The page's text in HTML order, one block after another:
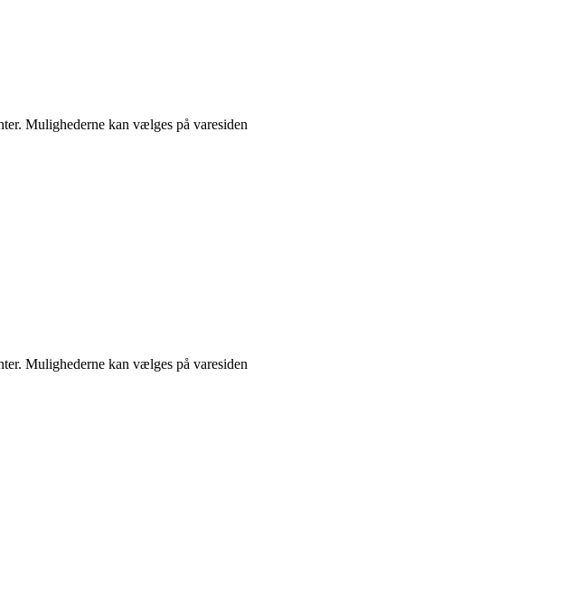
Mulighederne kan vælges på varesiden
Mulighederne kan vælges på varesiden